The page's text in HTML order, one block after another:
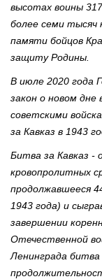
высотах воины
более семи тысяч
памяти бойцов
защиту Родины.
В июле 2020 года
закон о новом дне
советскими
за Кавказ в 1943
Битва за Кавказ -
кровопролитных
продолжавшееся
1943 года) и
завершении
Отечественной
Ленинграда